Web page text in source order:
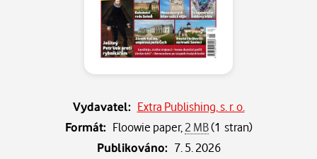
Vydavatel: Extra Publishing, s. r. o.
Formát: Floowie paper, 2 MB(1 stran)
Publikováno: 7. 5. 2026